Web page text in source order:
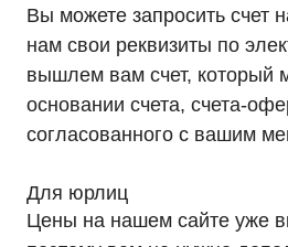
Вы можете запросить счет
нам свои реквизиты по
вышлем вам счет, который
основании счета, счета-
согласованного с вашим
Для юрлиц
Цены на нашем сайте уже